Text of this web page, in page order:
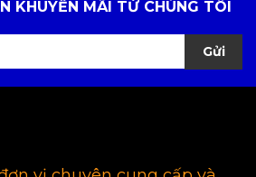
KHUYẾN MÃI TỪ CHÚNG TÔI
Gửi